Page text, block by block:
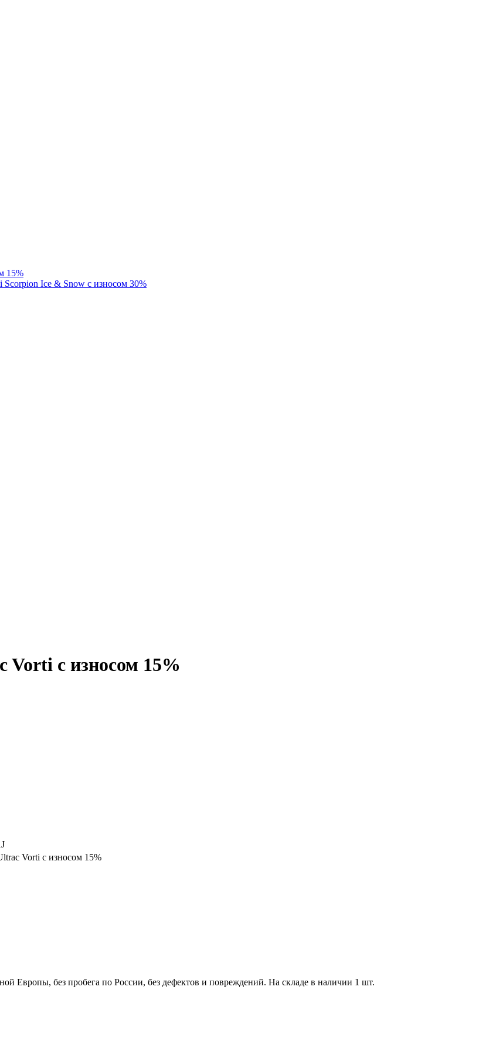
15%
Ice & Snow с износом 30%
Vorti с износом 15%
Vorti с износом 15%
Европы, без пробега по России, без дефектов и повреждений. На складе в наличии 1 шт.